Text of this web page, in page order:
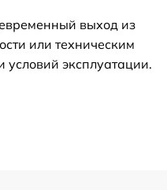
выход из
или техническим
эксплуатации.